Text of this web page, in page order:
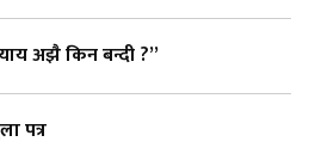
अझै किन बन्दी ?”
पत्र